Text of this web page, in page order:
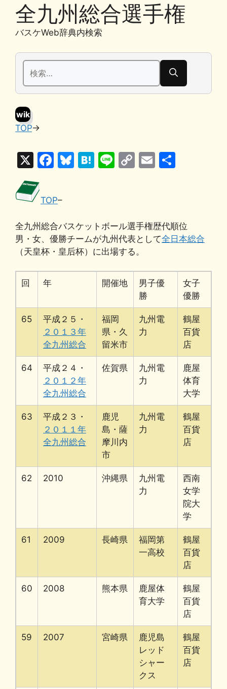
全九州総合選手権
バスケWeb辞典内検索
検
索:
wik
i
TOP→
X
F
c
e
b
o
o
k
Bl
k
y
H
a
Li C
Li
n
k
E
TOP–
全九州総合バスケットボール選手権歴代順位
男・女、優勝チームが九州代表として全日本総合
（天皇杯・皇后杯）に出場する。
回 年 開催地
男子優
勝
女子
優勝
65
平成２５・
２０１３年
全九州総合
福岡
県・久
留米市
九州電
力
鶴屋
百貨
店
64
平成２４・
２０１２年
全九州総合
佐賀県
九州電
力
鹿屋
体育
大学
63
平成２３・
２０１１年
全九州総合
鹿児
島・薩
摩川内
市
九州電
力
鶴屋
百貨
店
62 2010 沖縄県
九州電
力
西南
女学
院大
学
61 2009 長崎県
福岡第
一高校
鶴屋
百貨
店
60 2008 熊本県
鹿屋体
育大学
鶴屋
百貨
店
59 2007 宮崎県
鹿児島
レッド
シャー
クス
鶴屋
百貨
店